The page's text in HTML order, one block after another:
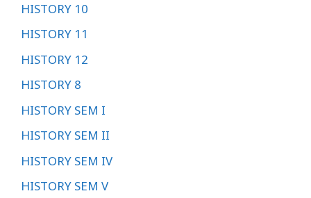
HISTORY 10
HISTORY 11
HISTORY 12
HISTORY 8
HISTORY SEM I
HISTORY SEM II
HISTORY SEM IV
HISTORY SEM V